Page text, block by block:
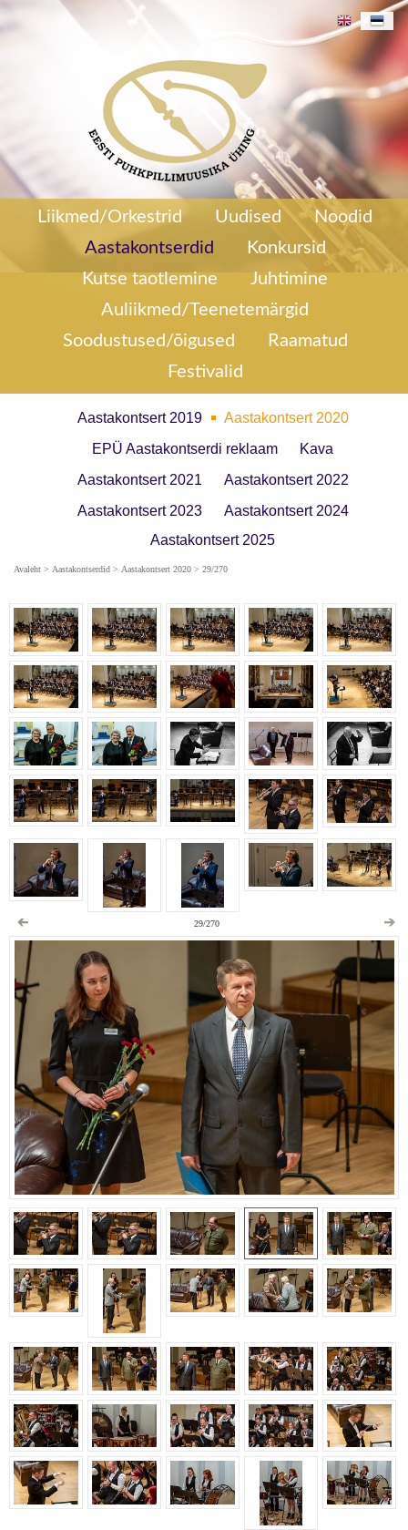
Aastakontsert 2020
29/270Aastakontsert 2020
Liikmed/Orkestrid Uudised
Noodid
Aastakontserdid
Konkursid
Kutse taotlemine
Juhtimine
Auliikmed/Teenetemärgid
Soodustused/õigused
Raamatud
Festivalid
Aastakontsert 2019
Aastakontsert 2020
EPÜ Aastakontserdi reklaam
Kava
Aastakontsert 2021
Aastakontsert 2022
Aastakontsert 2023
Aastakontsert 2024
Aastakontsert 2025
Avaleht > Aastakontserdid > Aastakontsert 2020 > 29/270
29/270